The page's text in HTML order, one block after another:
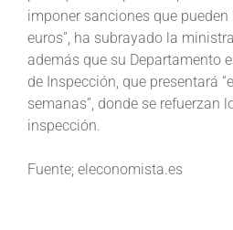
imponer sanciones que
euros”, ha subrayado la
además que su Departamento
de Inspección, que presentará
semanas”, donde se refuerzan
inspección.
Fuente; eleconomista.es